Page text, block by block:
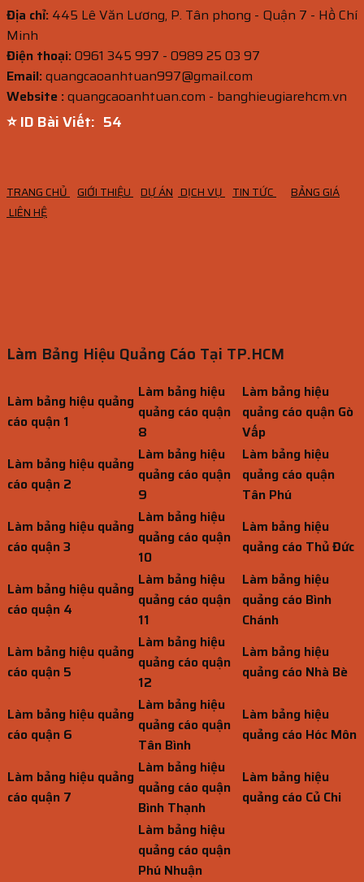
Địa chỉ: 445 Lê Văn Lương, P. Tân phong - Quận 7 - Hồ Chí
Minh
Điện thoại:0961 345 997 - 0989 25 03 97
Email:quangcaoanhtuan997@gmail.com
Website :quangcaoanhtuan.com - banghieugiarehcm.vn
⭐ ID Bài Viết: 52
TRANG CHỦ GIỚI THIỆU DỰ ÁN DỊCH VỤ TIN TỨC
BẢNG GIÁ
LIÊN HỆ
Làm Bảng Hiệu Quảng Cáo Tại TP.HCM
Làm bảng hiệu quảng
cáo quận 1
Làm bảng hiệu
quảng cáo quận
8
Làm bảng hiệu
quảng cáo quận Gò
Vấp
Làm bảng hiệu quảng
cáo quận 2
Làm bảng hiệu
quảng cáo quận
9
Làm bảng hiệu
quảng cáo quận
Tân Phú
Làm bảng hiệu quảng
cáo quận 3
Làm bảng hiệu
quảng cáo quận
10
Làm bảng hiệu
quảng cáo Thủ Đức
Làm bảng hiệu quảng
cáo quận 4
Làm bảng hiệu
quảng cáo quận
11
Làm bảng hiệu
quảng cáo Bình
Chánh
Làm bảng hiệu quảng
cáo quận 5
Làm bảng hiệu
quảng cáo quận
12
Làm bảng hiệu
quảng cáo Nhà Bè
Làm bảng hiệu quảng
cáo quận 6
Làm bảng hiệu
quảng cáo quận
Tân Bình
Làm bảng hiệu
quảng cáo Hóc Môn
Làm bảng hiệu quảng
cáo quận 7
Làm bảng hiệu
quảng cáo quận
Bình Thạnh
Làm bảng hiệu
quảng cáo Củ Chi
Làm bảng hiệu
quảng cáo quận
Phú Nhuận